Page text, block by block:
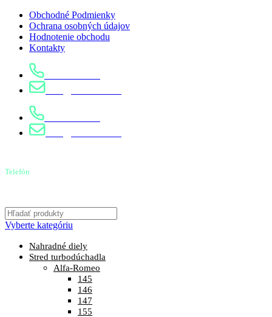
Obchodné Podmienky
Ochrana osobných údajov
Hodnotenie obchodu
Kontakty
Telefón
Vyberte kategóriu
Nahradné diely
Stred turbodúchadla
Alfa-Romeo
145
146
147
155